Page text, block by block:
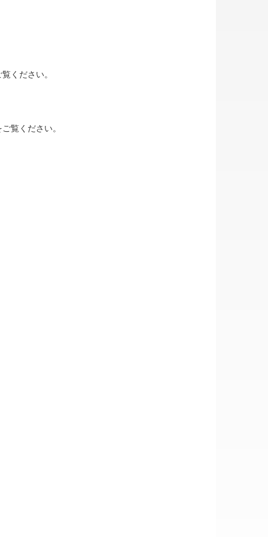
ください。
覧ください。